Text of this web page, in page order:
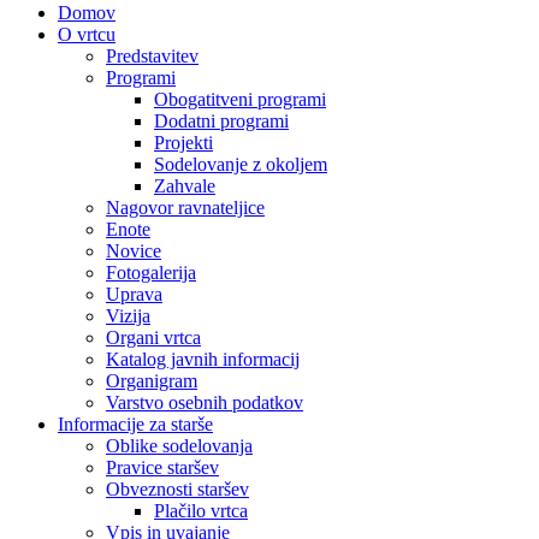
Domov
O vrtcu
Predstavitev
Programi
Obogatitveni programi
Dodatni programi
Projekti
Sodelovanje z okoljem
Zahvale
Nagovor ravnateljice
Enote
Novice
Fotogalerija
Uprava
Vizija
Organi vrtca
Katalog javnih informacij
Organigram
Varstvo osebnih podatkov
Informacije za starše
Oblike sodelovanja
Pravice staršev
Obveznosti staršev
Plačilo vrtca
Vpis in uvajanje